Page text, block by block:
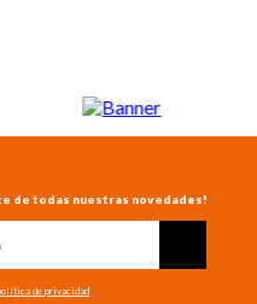
de todas nuestras novedades!
de privacidad